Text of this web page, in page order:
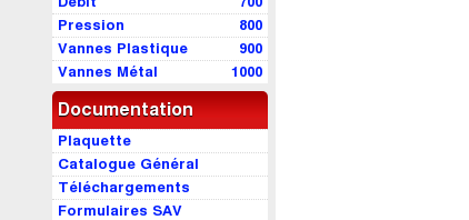
800
Pression
900
Vannes Plastique
1000
Vannes Métal
Documentation
Plaquette
Catalogue Général
Téléchargements
Formulaires SAV